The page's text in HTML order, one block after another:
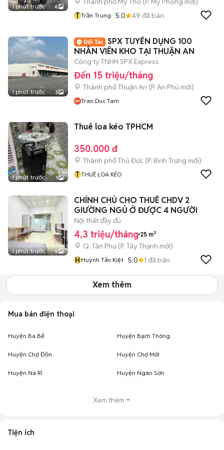
1 phút trước 6
T Trần Trung 5.0 49 đã bán
1 phút trước 3
SPX TUYỂN DỤNG 100
NHÂN VIÊN KHO TẠI THUẬN AN
Công ty TNHH SPX Express
Đến 15 triệu/tháng
Thành phố Thuận An (P. An Phú mới)
Tran Duc Tam
1 phút trước 1
Thuê loa kéo TPHCM
350.000 đ
Thành phố Thủ Đức (P. Bình Trưng mới)
T THUÊ LOA KÉO
1 phút trước 5
CHÍNH CHỦ CHO THUÊ CHDV 2
GIƯỜNG NGỦ Ở ĐƯỢC 4 NGƯỜI
Nội thất đầy đủ
4,3 triệu/tháng 25 m²
Q. Tân Phú (P. Tây Thạnh mới)
HHuỳnh Tấn Kiệt 5.0 1 đã bán
Xem thêm
Mua bán điện thoại
Huyện Ba Bể Huyện Bạch Thông
Huyện Chợ Đồn Huyện Chợ Mới
Huyện Na Rì Huyện Ngân Sơn
Xem thêm
Tiện ích